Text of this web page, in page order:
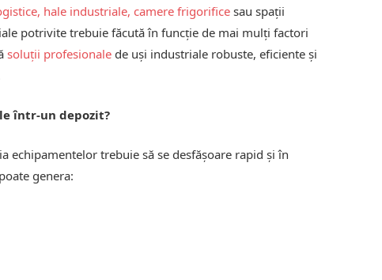
hale industriale, camere frigorifice sau spații
potrivite trebuie făcută în funcție de mai mulți factori
soluții profesionale de uși industriale robuste, eficiente și
într-un depozit?
echipamentelor trebuie să se desfășoare rapid și în
genera: